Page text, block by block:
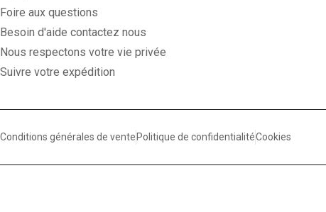
Foire aux questions
Besoin d'aide contactez nous
Nous respectons votre vie privée
Suivre votre expédition
Conditions générales de vente Politique de confidentialitéCookies